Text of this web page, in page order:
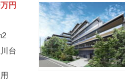
円
2
台